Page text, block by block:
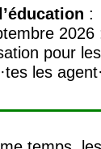
:
2026
pour
·tes les agent·